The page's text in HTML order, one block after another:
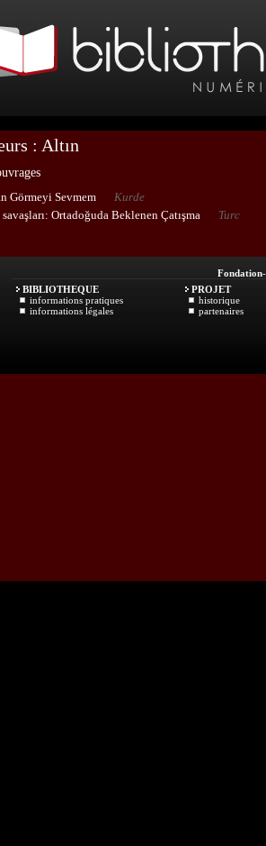
: Altın
Görmeyi Sevmem
Kurde
savaşları: Ortadoğuda Beklenen Çatışma Turc
Fondation
BIBLIOTHEQUE
informations pratiques
informations légales
PROJET
historique
partenaires